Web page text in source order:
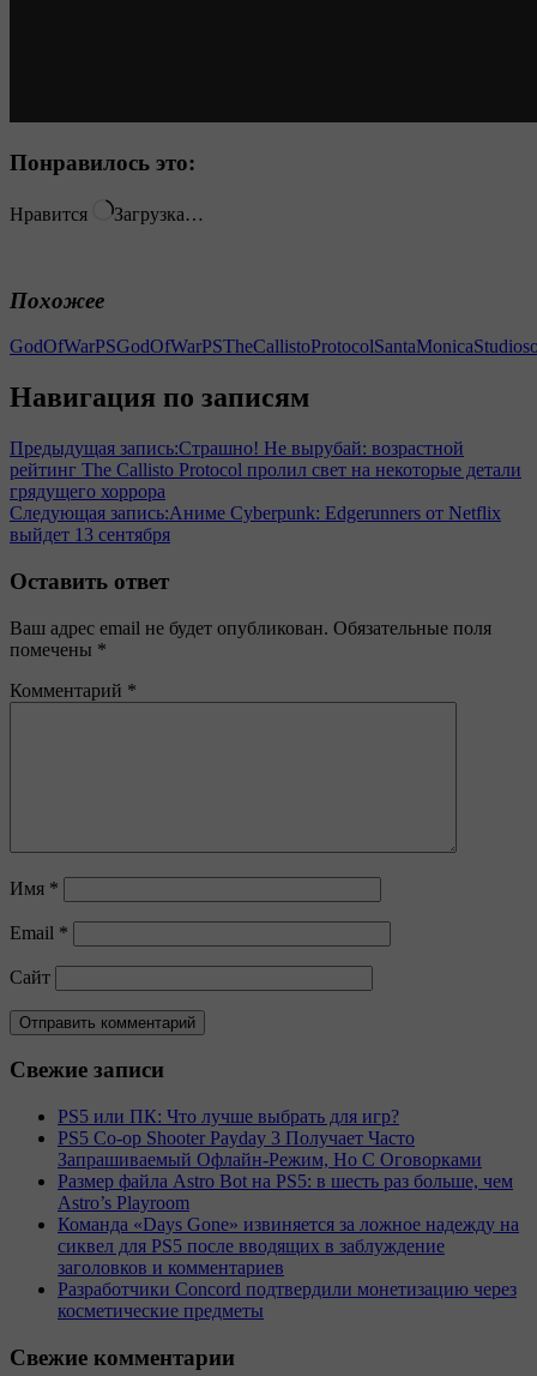
Понравилось это:
Нравится Загрузка…
Похожее
GodOfWarPSGodOfWarPSTheCallistoProtocolSantaMonicaStudio
Навигация по записям
Предыдущая запись:Страшно! Не вырубай: возрастной
рейтинг The Callisto Protocol пролил свет на некоторые детали
грядущего хоррора
Следующая запись:Аниме Cyberpunk: Edgerunners от Netflix
выйдет 13 сентября
Оставить ответ
Ваш адрес email не будет опубликован. Обязательные поля
помечены *
Комментарий *
Имя *
Email *
Сайт
Свежие записи
PS5 или ПК: Что лучше выбрать для игр?
PS5 Co-op Shooter Payday 3 Получает Часто
Запрашиваемый Офлайн-Режим, Но С Оговорками
Размер файла Astro Bot на PS5: в шесть раз больше, чем
Astro’s Playroom
Команда «Days Gone» извиняется за ложное надежду на
сиквел для PS5 после вводящих в заблуждение
заголовков и комментариев
Разработчики Concord подтвердили монетизацию через
косметические предметы
Свежие комментарии